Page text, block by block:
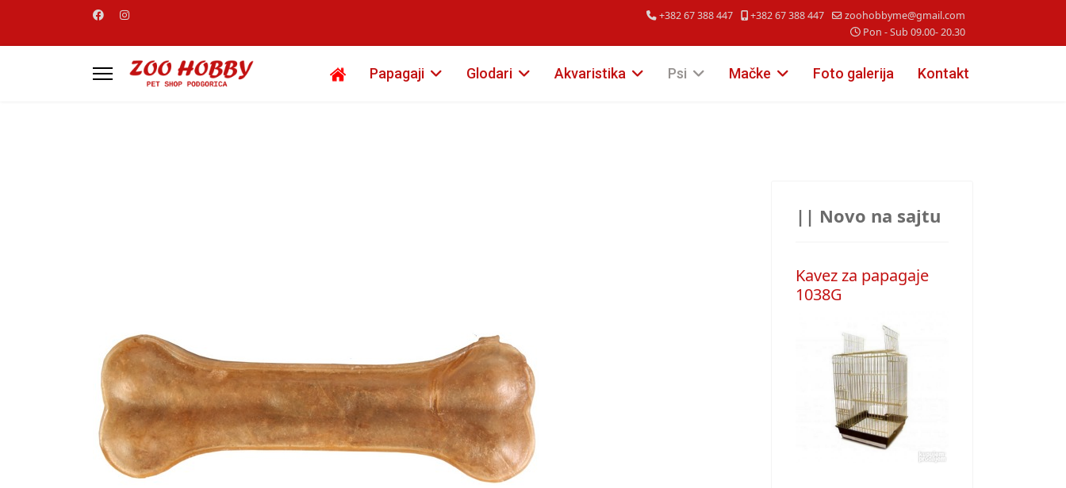
+382 67 388 447 +382 67 388 447
zoohobbyme@gmail.com
Pon - Sub 09.00- 20.30
Papagaji Glodari Akvaristika Psi Mačke Foto galerija Kontakt
|| Novo na sajtu
Kavez za papagaje
1038G